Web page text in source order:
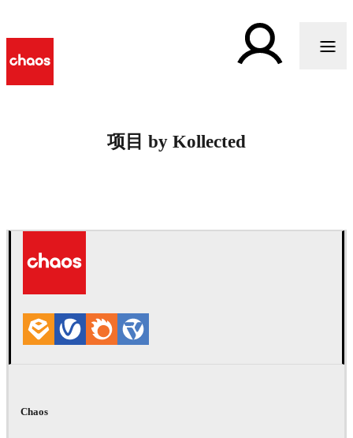
项目 by Kollected
Chaos